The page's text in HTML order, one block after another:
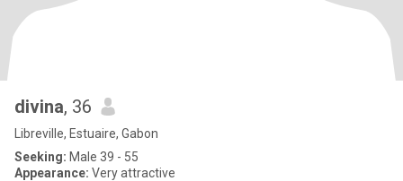
divina, 36
Libreville, Estuaire, Gabon
Seeking: Male 39 - 55
Appearance: Very attractive